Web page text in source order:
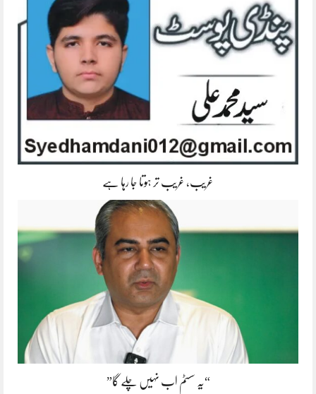
غریب، غریب تر ہوتا جا رہا ہے
“یہ سسٹم اب نہیں چلے گا”